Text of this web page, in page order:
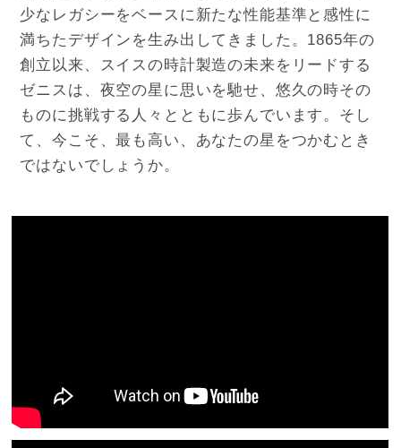
少なレガシーをベースに新たな性能基準と感性に
満ちたデザインを生み出してきました。1865年の
創立以来、スイスの時計製造の未来をリードする
ゼニスは、夜空の星に思いを馳せ、悠久の時その
ものに挑戦する人々とともに歩んでいます。そし
て、今こそ、最も高い、あなたの星をつかむとき
ではないでしょうか。